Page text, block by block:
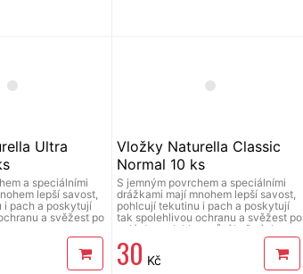
Ultra
a speciálními
lepší savost,
i pach a poskytují
a svěžest po
Vložky Naturella Classic
Normal 10 ks
S jemným povrchem a speciálními
drážkami mají mnohem lepší savost,
pohlcují tekutinu i pach a poskytují
tak spolehlivou ochranu a svěžest po
celý den, s lehkou vůní heřmánku.
30 Kč